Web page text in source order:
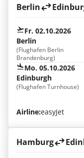
Berlin
Fr. 02.10.2026
Berlin
(Flughafen Berlin
Brandenburg)
Mo. 05.10.2026
Edinburgh
(Flughafen Turnhouse)
Airline:easyJet
Hamburg